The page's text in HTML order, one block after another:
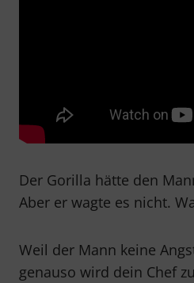
Der Gorilla hätte den
Aber er wagte es nicht.
Weil der Mann keine
genauso wird dein Chef